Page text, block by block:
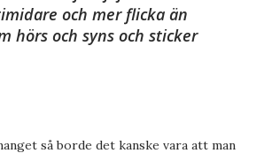
och mer flicka än
hörs och syns och sticker
så borde det kanske vara att man